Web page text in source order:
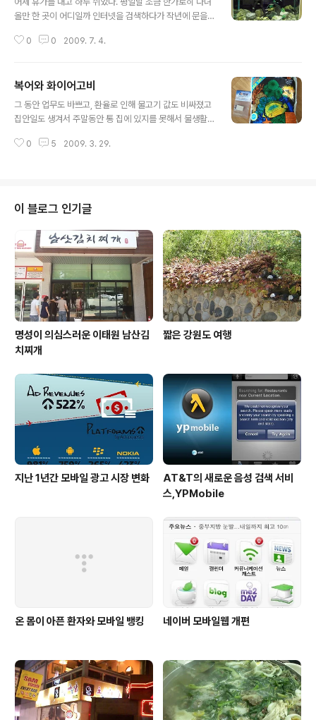
움 쪽으로 물을 끌어 올려 흐르게 하였다. 판매가격이 50
한다는 이야기인데... 그 바로 아래에 있던 수초 어항. 엔젤
올만 한 곳이 어디일까 인터넷을 검색하다가 작년에 문을
건물에 규모 또한 엄청나고, 다양한 볼거리를 제공해주고
탓인지 대부분 운영하지 않았다. 관람객이 별로 없어서 한
산해서 좋긴 하였다. 다른 관보다 관심이 갔던 것은 '자연사
관'. 공룡 뼈와 더불어 국내 물고기들을 전시해 놓았겠지라
주었고, 다른 곳에서 흔히 볼 수 있던 민물고기는 물론, 국
0 0 2009. 7. 4.
복어와 화이어고비
그 동안 업무도 바쁘고, 환율로 인해 물고기 값도 비싸졌고
집안일도 생겨서 주말동안 통 집에 있지를 못해서 물생활
게 물고기 두어마리만 노는 일이 생기고, 수초도 말이 아니
렴한 것들 위주로 구매를 했다. 바다여행에서는 소금과 우
드스톤만 구매했다. 우드스톤 가격이 살짝 올랐다. 예전에
는 3개에 12,000원이었는데 이젠 2개에 만원이다. 소금
이 다 떨어져서 급했는데 오늘 구입해서 다행이다. 백제 수
족관에서는 해수어 수족관을 먼저 들렀는데 화이어 고비와
크리너 새우 한마리씩 샀다. 화..
0 5 2009. 3. 29.
이 블로그 인기글
명성이 의심스러운 이태원 남산김
치찌개
짧은 강원도 여행
지난 1년간 모바일 광고 시장 변화
AT&T의 새로운 음성 검색 서비
스,YPMobile
온 몸이 아픈 환자와 모바일 뱅킹 네이버 모바일웹 개편